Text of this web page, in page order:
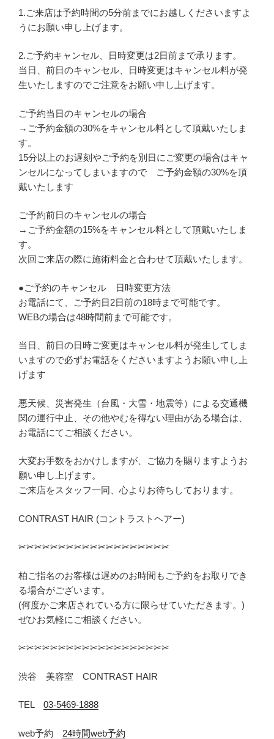
1.ご来店は予約時間の5分前までにお越しくださいますよ
うにお願い申し上げます。
2.ご予約キャンセル、日時変更は2日前まで承ります。
当日、前日のキャンセル、日時変更はキャンセル料が発
生いたしますのでご注意をお願い申し上げます。
ご予約当日のキャンセルの場合
→ご予約金額の30%をキャンセル料として頂戴いたしま
す。
15分以上のお遅刻やご予約を別日にご変更の場合はキャ
ンセルになってしまいますので ご予約金額の30%を頂
戴いたします
ご予約前日のキャンセルの場合
→ご予約金額の15%をキャンセル料として頂戴いたしま
す。
次回ご来店の際に施術料金と合わせて頂戴いたします。
●ご予約のキャンセル 日時変更方法
お電話にて、ご予約日2日前の18時まで可能です。
WEBの場合は48時間前まで可能です。
当日、前日の日時ご変更はキャンセル料が発生してしま
いますので必ずお電話をくださいますようお願い申し上
げます
悪天候、災害発生（台風・大雪・地震等）による交通機
関の運行中止、その他やむを得ない理由がある場合は、
お電話にてご相談ください。
大変お手数をおかけしますが、ご協力を賜りますようお
願い申し上げます。
ご来店をスタッフ一同、心よりお待ちしております。
CONTRAST HAIR (コントラストヘアー)
✂︎✂︎✂︎✂︎✂︎✂︎✂︎✂︎✂︎✂︎✂︎✂︎✂︎✂︎✂︎✂︎✂︎✂︎✂︎
柏ご指名のお客様は遅めのお時間もご予約をお取りでき
る場合がございます。
(何度かご来店されている方に限らせていただきます。)
ぜひお気軽にご相談ください。
✂︎✂︎✂︎✂︎✂︎✂︎✂︎✂︎✂︎✂︎✂︎✂︎✂︎✂︎✂︎✂︎✂︎✂︎✂︎
渋谷 美容室 CONTRAST HAIR
TEL 03-5469-1888
web予約 24時間web予約